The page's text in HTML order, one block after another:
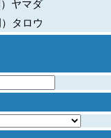
）ヤマダ
）タロウ